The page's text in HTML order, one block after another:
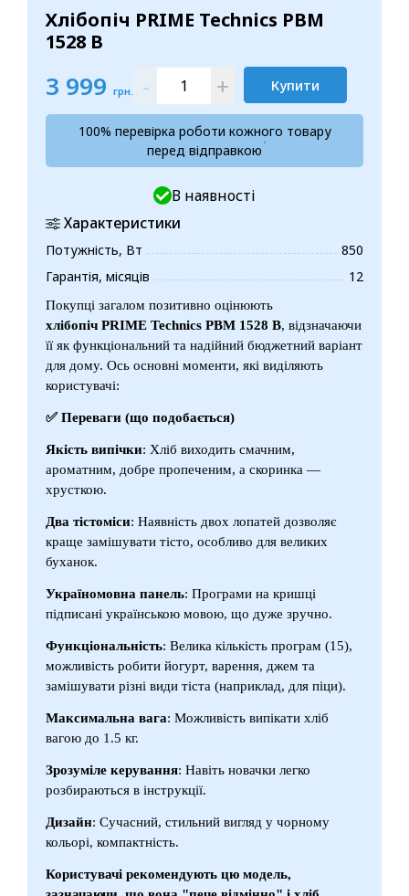
Хлібопіч PRIME Technics PBM
1528 B
3 999 грн. - + Купити
100% перевірка роботи кожного товару
перед відправкою
В наявності
Характеристики
Потужність, Вт
850
Гарантія, місяців
12
Покупці загалом позитивно оцінюють
хлібопіч PRIME Technics PBM 1528 B, відзначаючи
її як функціональний та надійний бюджетний варіант
для дому. Ось основні моменти, які виділяють
користувачі:
✅ Переваги (що подобається)
Якість випічки: Хліб виходить смачним,
ароматним, добре пропеченим, а скоринка —
хрусткою.
Два тістоміси: Наявність двох лопатей дозволяє
краще замішувати тісто, особливо для великих
буханок.
Україномовна панель: Програми на кришці
підписані українською мовою, що дуже зручно.
Функціональність: Велика кількість програм (15),
можливість робити йогурт, варення, джем та
замішувати різні види тіста (наприклад, для піци).
Максимальна вага: Можливість випікати хліб
вагою до 1.5 кг.
Зрозуміле керування: Навіть новачки легко
розбираються в інструкції.
Дизайн: Сучасний, стильний вигляд у чорному
кольорі, компактність.
Користувачі рекомендують цю модель,